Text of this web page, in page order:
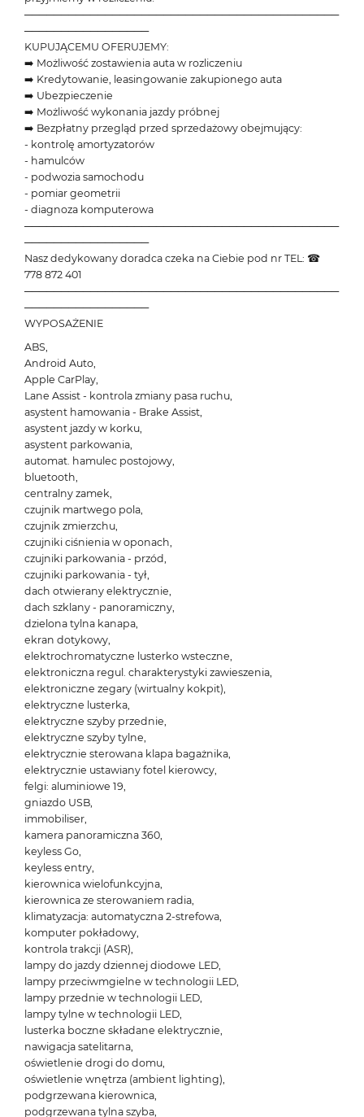
───────────────────────────────────────────
─────────────────
KUPUJĄCEMU OFERUJEMY:
➡️ Możliwość zostawienia auta w rozliczeniu
➡️ Kredytowanie, leasingowanie zakupionego auta
➡️ Ubezpieczenie
➡️ Możliwość wykonania jazdy próbnej
➡️ Bezpłatny przegląd przed sprzedażowy obejmujący:
- kontrolę amortyzatorów
- hamulców
- podwozia samochodu
- pomiar geometrii
- diagnoza komputerowa
───────────────────────────────────────────
─────────────────
Nasz dedykowany doradca czeka na Ciebie pod nr TEL: ☎
778 872 401
───────────────────────────────────────────
─────────────────
WYPOSAŻENIE
ABS,
Android Auto,
Apple CarPlay,
Lane Assist - kontrola zmiany pasa ruchu,
asystent hamowania - Brake Assist,
asystent jazdy w korku,
asystent parkowania,
automat. hamulec postojowy,
bluetooth,
centralny zamek,
czujnik martwego pola,
czujnik zmierzchu,
czujniki ciśnienia w oponach,
czujniki parkowania - przód,
czujniki parkowania - tył,
dach otwierany elektrycznie,
dach szklany - panoramiczny,
dzielona tylna kanapa,
ekran dotykowy,
elektrochromatyczne lusterko wsteczne,
elektroniczna regul. charakterystyki zawieszenia,
elektroniczne zegary (wirtualny kokpit),
elektryczne lusterka,
elektryczne szyby przednie,
elektryczne szyby tylne,
elektrycznie sterowana klapa bagażnika,
elektrycznie ustawiany fotel kierowcy,
felgi: aluminiowe 19,
gniazdo USB,
immobiliser,
kamera panoramiczna 360,
keyless Go,
keyless entry,
kierownica wielofunkcyjna,
kierownica ze sterowaniem radia,
klimatyzacja: automatyczna 2-strefowa,
komputer pokładowy,
kontrola trakcji (ASR),
lampy do jazdy dziennej diodowe LED,
lampy przeciwmgielne w technologii LED,
lampy przednie w technologii LED,
lampy tylne w technologii LED,
lusterka boczne składane elektrycznie,
nawigacja satelitarna,
oświetlenie drogi do domu,
oświetlenie wnętrza (ambient lighting),
podgrzewana kierownica,
podgrzewana tylna szyba,